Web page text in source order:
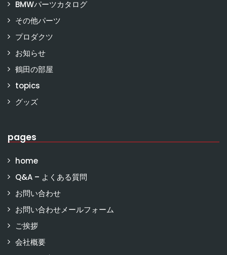
BMWパーツカタログ
その他パーツ
プロダクツ
お知らせ
鶴田の部屋
topics
グッズ
pages
home
Q&A – よくある質問
お問い合わせ
お問い合わせメールフォーム
ご挨拶
会社概要